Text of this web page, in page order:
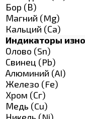
Бор (В)
Магний (Mg)
Кальций (Са)
Индикаторы
Олово (Sn)
Свинец (Pb)
Алюминий (AI)
Железо (Fe)
Хром (Сг)
Медь (Cu)
Никель (Ni)